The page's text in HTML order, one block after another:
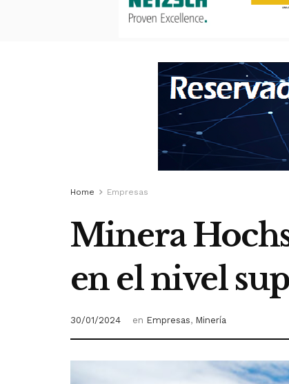
Home Empresas
Minera
en el nivel
30/01/2024 en Empresas, Minería